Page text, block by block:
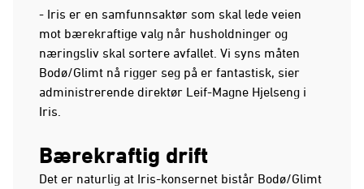
- Iris er en samfunnsaktør som skal lede veien
mot bærekraftige valg når husholdninger og
næringsliv skal sortere avfallet. Vi syns måten
Bodø/Glimt nå rigger seg på er fantastisk, sier
administrerende direktør Leif-Magne Hjelseng i
Iris.
Bærekraftig drift
Det er naturlig at Iris-konsernet bistår Bodø/Glimt